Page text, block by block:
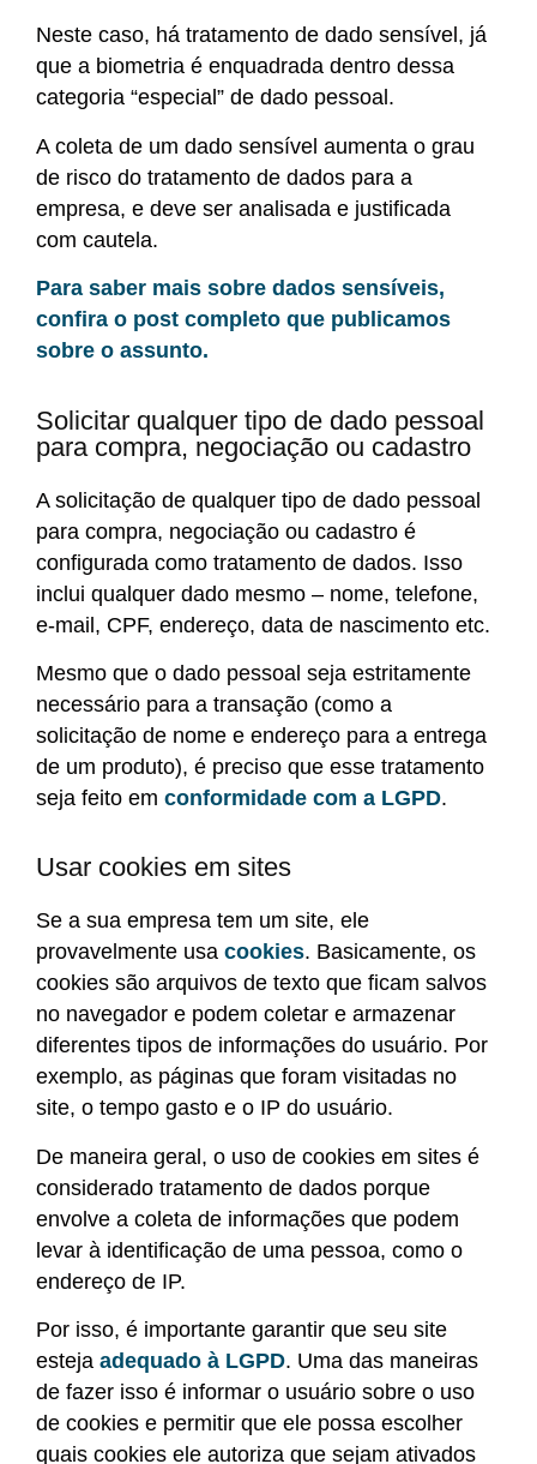
Neste caso, há tratamento de dado sensível, já
que a biometria é enquadrada dentro dessa
categoria “especial” de dado pessoal.
A coleta de um dado sensível aumenta o grau
de risco do tratamento de dados para a
empresa, e deve ser analisada e justificada
com cautela.
Para saber mais sobre dados sensíveis,
confira o post completo que publicamos
sobre o assunto.
Solicitar qualquer tipo de dado pessoal
para compra, negociação ou cadastro
A solicitação de qualquer tipo de dado pessoal
para compra, negociação ou cadastro é
configurada como tratamento de dados. Isso
inclui qualquer dado mesmo – nome, telefone,
e-mail, CPF, endereço, data de nascimento etc.
Mesmo que o dado pessoal seja estritamente
necessário para a transação (como a
solicitação de nome e endereço para a entrega
de um produto), é preciso que esse tratamento
seja feito emconformidade com a LGPD.
Usar cookies em sites
Se a sua empresa tem um site, ele
provavelmente usacookies. Basicamente, os
cookies são arquivos de texto que ficam salvos
no navegador e podem coletar e armazenar
diferentes tipos de informações do usuário. Por
exemplo, as páginas que foram visitadas no
site, o tempo gasto e o IP do usuário.
De maneira geral, o uso de cookies em sites é
considerado tratamento de dados porque
envolve a coleta de informações que podem
levar à identificação de uma pessoa, como o
endereço de IP.
Por isso, é importante garantir que seu site
estejaadequado à LGPD. Uma das maneiras
de fazer isso é informar o usuário sobre o uso
de cookies e permitir que ele possa escolher
quais cookies ele autoriza que sejam ativados